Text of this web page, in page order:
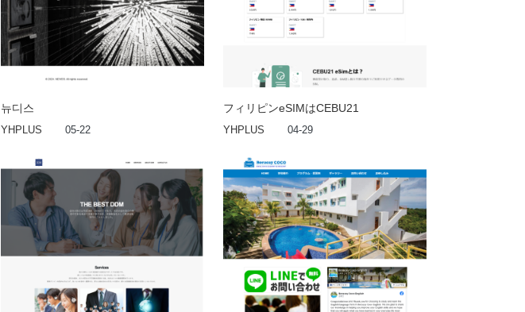
뉴디스
YHPLUS 05-22
フィリピンeSIMはCEBU21
YHPLUS 04-29